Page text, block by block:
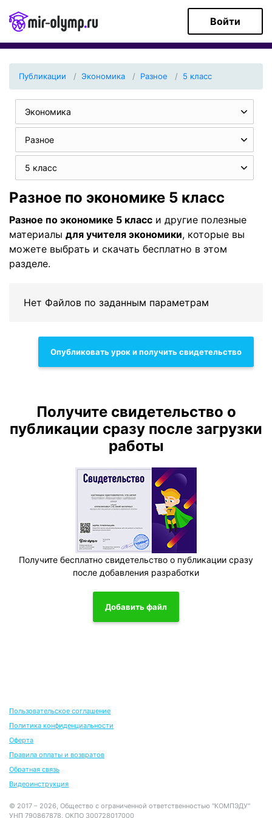
Войти
Публикации Экономика Разное 5 класс
Экономика
Разное
5 класс
Разное по экономике 5 класс
Разное по экономике 5 класс и другие полезные
материалы для учителя экономики, которые вы
можете выбрать и скачать бесплатно в этом
разделе.
Нет Файлов по заданным параметрам
Опубликовать урок и получить свидетельство
Получите свидетельство о
публикации сразу после загрузки
работы
Получите бесплатно свидетельство о публикации сразу
после добавления разработки
Добавить файл
Пользовательское соглашение
Политика конфиденциальности
Оферта
Правила оплаты и возвратов
Обратная связь
Видеоинструкция
© 2017 – 2026, Общество с ограниченной ответственностью "КОМПЭДУ"
УНП 790867878, ОКПО 300728017000